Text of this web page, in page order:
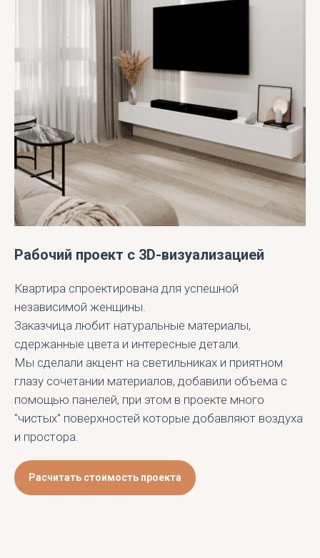
Рабочий проект с 3D-визуализацией
Квартира спроектирована для успешной
независимой женщины.
Заказчица любит натуральные материалы,
сдержанные цвета и интересные детали.
Мы сделали акцент на светильниках и приятном
глазу сочетании материалов, добавили объема с
помощью панелей, при этом в проекте много
"чистых" поверхностей которые добавляют воздуха
и простора.
Расчитать стоимость проекта